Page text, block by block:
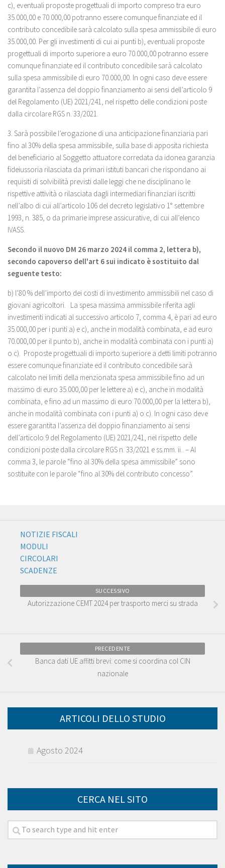
c), eventuali proposte progettuali di importo compreso tra euro
35.000,00 e 70.000,00 potranno essere comunque finanziate ed il
contributo concedibile sarà calcolato sulla spesa ammissibile di euro
35.000,00. Per gli investimenti di cui ai punti b), eventuali proposte
progettuali di importo superiore a euro 70.000,00 potranno essere
comunque finanziate ed il contributo concedibile sarà calcolato
sulla spesa ammissibile di euro 70.000,00. In ogni caso deve essere
garantita l’assenza del doppio finanziamento ai sensi dell’articolo 9
del Regolamento (UE) 2021/241, nel rispetto delle condizioni poste
dalla circolare RGS n. 33/2021.
3. Sarà possibile l’erogazione di una anticipazione finanziaria pari
fino al 30% della spesa ammissibile, sulla base di apposita richiesta
del beneficiario al Soggetto attuatore corredata da idonea garanzia
fideiussoria rilasciata da primari istituti bancari che rispondano ai
requisiti di solvibilità previsti dalle leggi che ne disciplinano le
rispettive attività o rilasciata dagli intermediari finanziari iscritti
nell’albo di cui all’articolo 106 del decreto legislativo 1° settembre
1993, n. 385, o da primarie imprese assicurative, di cui all’elenco
IVASS.
Secondo il nuovo DM 26 marzo 2024 il comma 2, lettera b),
secondo capoverso dell'art 6 sui indicato è sostituito dal
seguente testo:
b) l’80 % dell’importo dei costi di investimento ammissibili nel caso di
giovani agricoltori. La spesa massima ammissibile riferita agli
investimenti indicati al successivo articolo 7, comma 4, è pari ad euro
35.000,00 per i punti a) e c), anche in modalità combinata, e ad euro
70.000,00 per il punto b), anche in modalità combinata con i punti a)
o c). Proposte progettuali di importo superiore a detti limiti potranno
essere comunque finanziate ed il contributo concedibile sarà
calcolato nei limiti della menzionata spesa ammissibile fino ad un
massimo di euro 35.000,00 per le lettere a) e c), anche in modalità
combinata, e fino ad un massimo di euro 70.000,00 per la lettera b),
anche in modalità combinata con i punti a) o c). In ogni caso deve
essere garantita l’assenza del doppio finanziamento ai sensi
dell’articolo 9 del Regolamento (UE) 2021/241, nel rispetto delle
condizioni poste dalla circolare RGS n. 33/2021 e ss.mm. ii.. – Al
comma 3, le parole “fino al 30% della spesa ammissibile” sono
sostituite con le parole “fino al 30% del contributo concesso”.
NOTIZIE FISCALI
MODULI
CIRCOLARI
SCADENZE
SUCCESSIVO
Autorizzazione CEMT 2024 per trasporto merci su strada
PRECEDENTE
Banca dati UE affitti brevi: come si coordina col CIN
nazionale
ARTICOLI DELLO STUDIO
Agosto 2024
CERCA NEL SITO